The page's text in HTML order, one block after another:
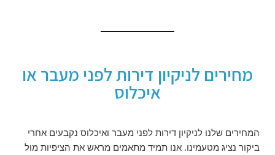
מחירים לניקיון דירות לפני מעבר או
איכלוס
המחירים שלנו לניקיון דירות לפני מעבר ואיכלוס נקבעים אחרי
ביקור נציג מטעמינו. אנו תמיד מתאמים מראש את הציפיות מול